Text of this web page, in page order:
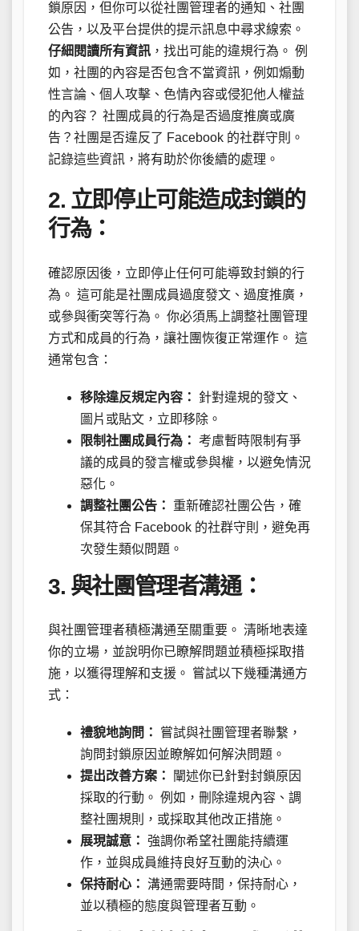
鎖原因，但你可以從社團管理者的通知、社團
公告，以及平台提供的提示訊息中尋求線索。
仔細閱讀所有資訊 ，找出可能的違規行為。 例
如，社團的內容是否包含不當資訊，例如煽動
性言論、個人攻擊、色情內容或侵犯他人權益
的內容？ 社團成員的行為是否過度推廣或廣
告？社團是否違反了 Facebook 的社群守則。
記錄這些資訊，將有助於你後續的處理。
2. 立即停止可能造成封鎖的
行為：
確認原因後，立即停止任何可能導致封鎖的行
為。 這可能是社團成員過度發文、過度推廣，
或參與衝突等行為。 你必須馬上調整社團管理
方式和成員的行為，讓社團恢復正常運作。 這
通常包含：
移除違反規定內容：
針對違規的發文、
圖片或貼文，立即移除。
限制社團成員行為： 考慮暫時限制有爭
議的成員的發言權或參與權，以避免情況
惡化。
調整社團公告：
重新確認社團公告，確
保其符合 Facebook 的社群守則，避免再
次發生類似問題。
3. 與社團管理者溝通：
與社團管理者積極溝通至關重要。 清晰地表達
你的立場，並說明你已瞭解問題並積極採取措
施，以獲得理解和支援。 嘗試以下幾種溝通方
式：
禮貌地詢問：
嘗試與社團管理者聯繫，
詢問封鎖原因並瞭解如何解決問題。
提出改善方案：
闡述你已針對封鎖原因
採取的行動。 例如，刪除違規內容、調
整社團規則，或採取其他改正措施。
展現誠意： 強調你希望社團能持續運
作，並與成員維持良好互動的決心。
保持耐心：
溝通需要時間，保持耐心，
並以積極的態度與管理者互動。